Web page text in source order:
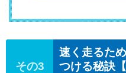
速く走るた
つける秘訣